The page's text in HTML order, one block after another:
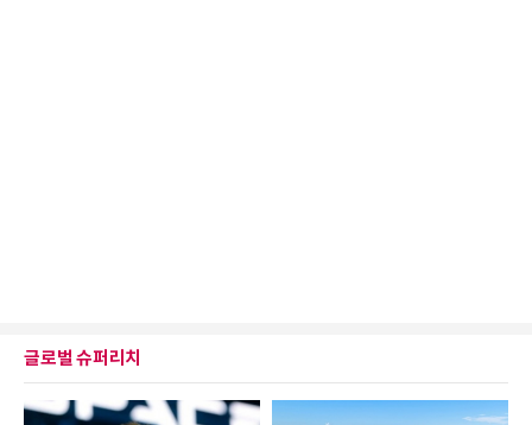
글로벌 슈퍼리치